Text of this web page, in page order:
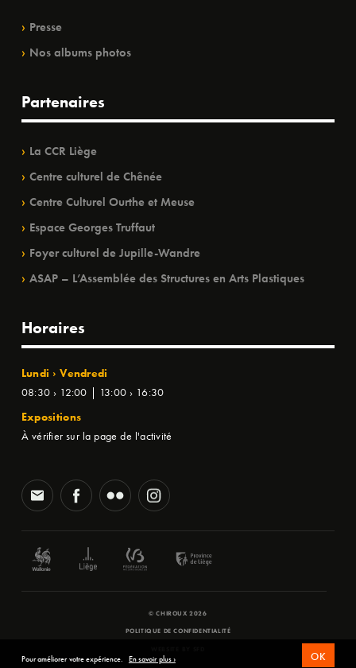
Presse
Nos albums photos
Partenaires
La CCR Liège
Centre culturel de Chênée
Centre Culturel Ourthe et Meuse
Espace Georges Truffaut
Foyer culturel de Jupille-Wandre
ASAP – L’Assemblée des Structures en Arts Plastiques
Horaires
Lundi › Vendredi
08:30 › 12:00 | 13:00 › 16:30
Expositions
À vérifier sur la page de l'activité
© CHIROUX 2026
POLITIQUE DE CONFIDENTIALITÉ
Pour améliorer votre expérience. En savoir plus › OK